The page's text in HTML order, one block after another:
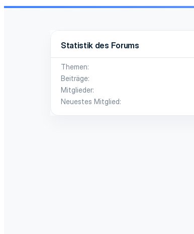
Statistik des Forums
Themen
Beiträge
Mitglieder
Neuestes Mitglied